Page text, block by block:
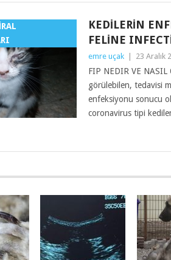
KEDILERIN
FELINE
emre uçak 23 Aralık
FIP NEDIR VE
görülebilen, tedavisi
enfeksiyonu sonucu
coronavirus tipi